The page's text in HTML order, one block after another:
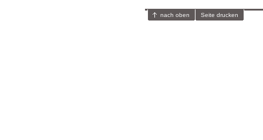
nach oben Seite drucken